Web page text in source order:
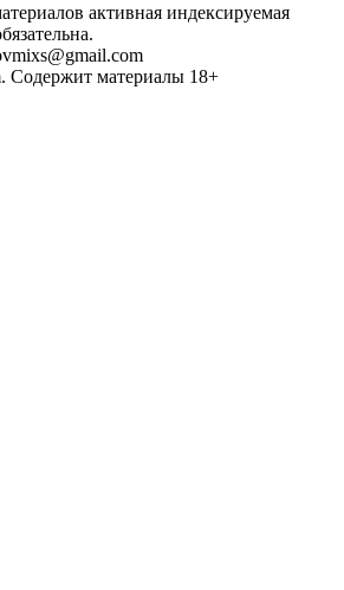
активная индексируемая
Содержит материалы 18+